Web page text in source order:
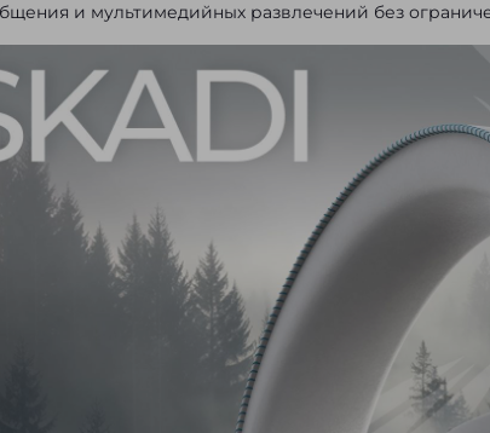
и мультимедийных развлечений без